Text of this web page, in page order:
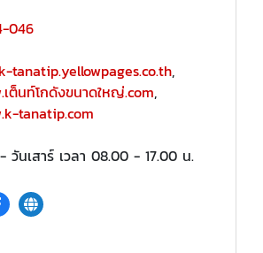
046
tanatip.yellowpages.co.th,
ต็นท์โกดังขนาดใหญ่.com,
tanatip.com
วันเสาร์ เวลา 08.00 - 17.00 น.